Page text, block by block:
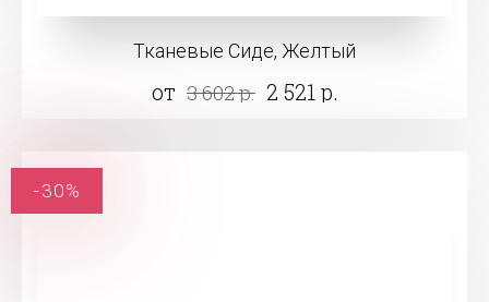
Тканевые Сиде, Желтый
от 3 602 р. 2 521 р.
-30%